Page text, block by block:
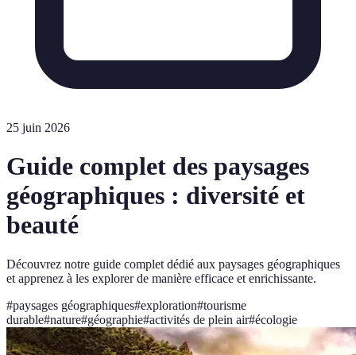
25 juin 2026
Guide complet des paysages
géographiques : diversité et
beauté
Découvrez notre guide complet dédié aux paysages géographiques
et apprenez à les explorer de manière efficace et enrichissante.
#paysages géographiques#exploration#tourisme
durable#nature#géographie#activités de plein air#écologie